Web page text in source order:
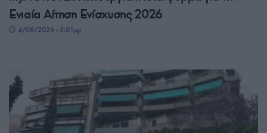
Ενιαία Αίτηση Ενίσχυσης 2026
4/08/2026 - 5:01μμ